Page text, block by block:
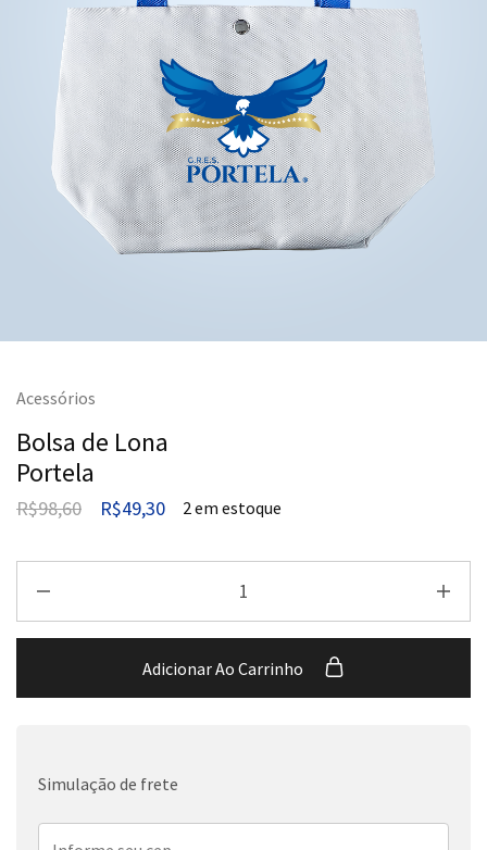
Acessórios
Bolsa de Lona
Portela
R$98,60 R$49,30 2 em estoque
Adicionar Ao Carrinho
Simulação de frete